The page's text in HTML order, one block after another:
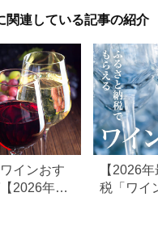
関連している記事の紹介
インおす
2026年最
【2026
税「ワイ